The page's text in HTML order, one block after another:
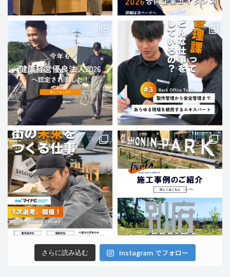
さらに読み込む Instagram でフォロー